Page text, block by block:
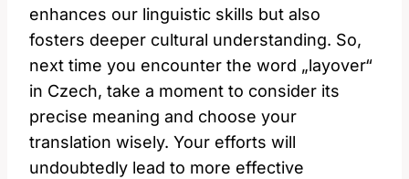
enhances our linguistic skills but also
fosters deeper cultural understanding. So,
next time you encounter the word „layover“
in Czech, take a moment to consider its
precise meaning and choose your
translation wisely. Your efforts will
undoubtedly lead to more effective